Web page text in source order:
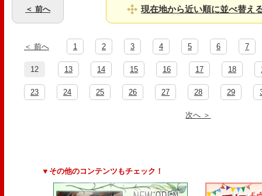
＜ 前へ 現在地から近い順に並べ替え
＜ 前へ 1 2 3 4 5 6 7
12 13 14 15 16 17 18
23 24 25 26 27 28 29
次へ ＞
▼その他のコンテンツもチェック！